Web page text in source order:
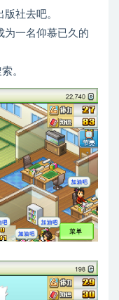
社去吧。
为一名仰慕已久的
。